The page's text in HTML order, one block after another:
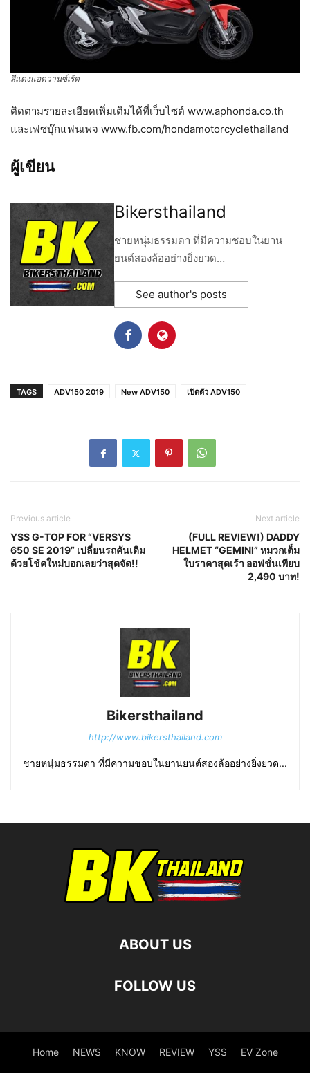
สีแดงแอดวานซ์เร้ด
ติดตามรายละเอียดเพิ่มเติมได้ที่เว็บไซต์ www.aphonda.co.th
และเฟซบุ๊กแฟนเพจ www.fb.com/hondamotorcyclethailand
ผู้เขียน
Bikersthailand
ชายหนุ่มธรรมดา ที่มีความชอบในยาน
ยนต์สองล้ออย่างยิ่งยวด…
See author's posts
TAGS ADV150 2019 New ADV150 เปิดตัว ADV150
Previous article
YSS G-TOP FOR “VERSYS
650 SE 2019” เปลี่ยนรถคันเดิม
ด้วยโช้คใหม่บอกเลยว่าสุดจัด!!
Next article
(FULL REVIEW!) DADDY
HELMET “GEMINI” หมวกเต็ม
ใบราคาสุดเร้า ออฟชั่นเพียบ
2,490 บาท!
Bikersthailand
http://www.bikersthailand.com
ชายหนุ่มธรรมดา ที่มีความชอบในยานยนต์สองล้ออย่างยิ่งยวด...
ABOUT US
FOLLOW US
Home NEWS KNOW REVIEW YSS EV Zone